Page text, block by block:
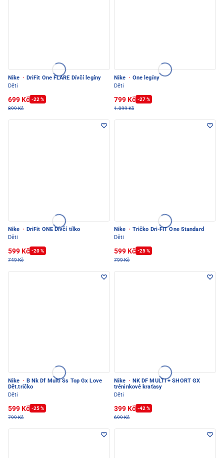
Nike · DriFit One FLARE Dívčí legíny
Děti
699 Kč -22 %
899 Kč
Nike · One legíny
Děti
799 Kč -27 %
1.099 Kč
Nike · DriFit ONE Dívčí tílko
Děti
599 Kč -20 %
749 Kč
Nike · Tričko Dri-FIT One Standard
Děti
599 Kč -25 %
799 Kč
Nike · B Nk Df Multi Ss Top Gx Love
Dět.tričko
Děti
599 Kč -25 %
799 Kč
Nike · NK DF MULTI + SHORT GX
tréninkové kraťasy
Děti
399 Kč -42 %
699 Kč